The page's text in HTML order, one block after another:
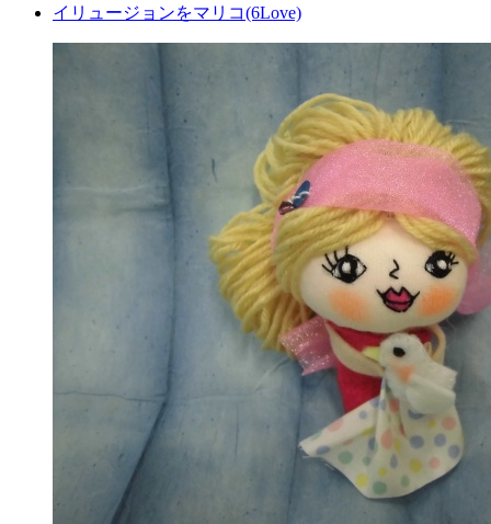
イリュージョンをマリコ(6Love)